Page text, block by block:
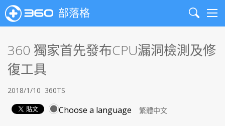
部落格
Search
360 獨家首先發布CPU漏洞檢測及修
復工具
2018/1/10 360TS
Choose a language